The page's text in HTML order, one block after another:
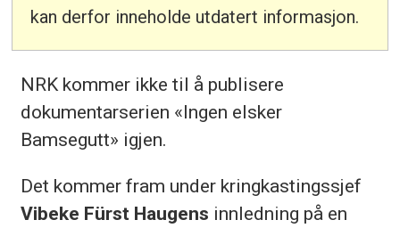
kan derfor inneholde utdatert informasjon.
NRK kommer ikke til å publisere
dokumentarserien «Ingen elsker
Bamsegutt» igjen.
Det kommer fram under kringkastingssjef
Vibeke Fürst Haugens innledning på en